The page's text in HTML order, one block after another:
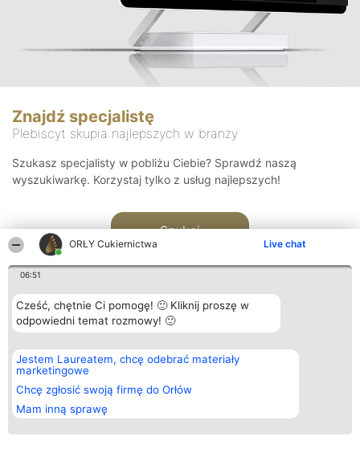
ORŁY Cukiernictwa Live chat
06:51
Cześć, chętnie Ci pomogę! 🙂 Kliknij proszę w
odpowiedni temat rozmowy! 🙂
Jestem Laureatem, chcę odebrać materiały
marketingowe
Chcę zgłosić swoją firmę do Orłów
Mam inną sprawę
Znajdź specjalistę
Plebiscyt skupia najlepszych w branży
Szukasz specjalisty w pobliżu Ciebie? Sprawdź naszą
wyszukiwarkę. Korzystaj tylko z usług najlepszych!
Szukaj
Organizator plebiscytu
Bright Side Solutions sp. z o.
o. sp. k.
ul. Ruska 22
Wrocław 50-079
KRS 0000749100 | Regon
381313360 | NIP 8943132676
Plebiscyt
Laureaci
wszystkich
Laureatów
Regulamin
Kontakt
Kontakt